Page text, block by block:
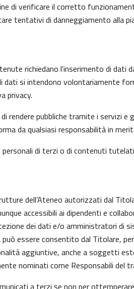
verificare il corretto
tentativi di danneggiamento alla
richiedano l'inserimento di dati
dati si intendono volontariamente
privacy.
rendere pubbliche tramite i servizi
da qualsiasi responsabilità in
di terzi o di contenuti
dell’Ateneo autorizzati dal
accessibili ai dipendenti e
dei dati e/o amministratori
essere consentito dal Titolare,
aggiuntive, anche a soggetti
nominati come Responsabili del
a terzi se non per